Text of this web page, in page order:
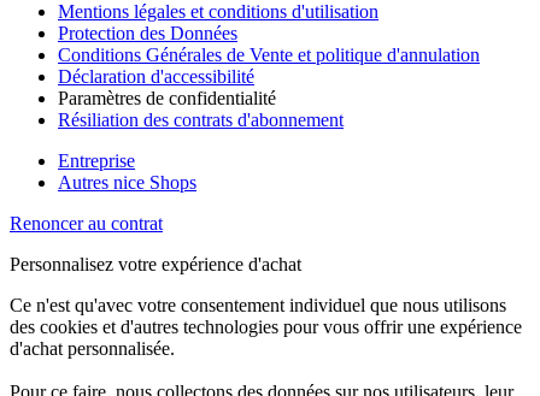
Mentions légales et conditions d'utilisation
Protection des Données
Conditions Générales de Vente et politique d'annulation
Déclaration d'accessibilité
Paramètres de confidentialité
Résiliation des contrats d'abonnement
Entreprise
Autres nice Shops
Renoncer au contrat
Personnalisez votre expérience d'achat
Ce n'est qu'avec votre consentement individuel que nous utilisons
des cookies et d'autres technologies pour vous offrir une expérience
d'achat personnalisée.